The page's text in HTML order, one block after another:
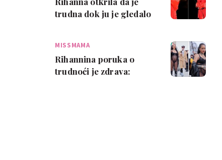
trudna dok ju je gledalo
MISSMAMA
Rihannina poruka o
trudnoći je zdrava: